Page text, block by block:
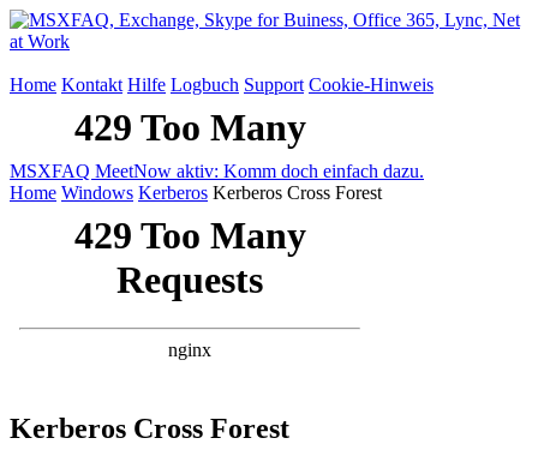
Home Kontakt Hilfe Logbuch Support Cookie-Hinweis
MSXFAQ MeetNow aktiv: Komm doch einfach dazu.
Home Windows Kerberos Kerberos Cross Forest
Kerberos Cross Forest